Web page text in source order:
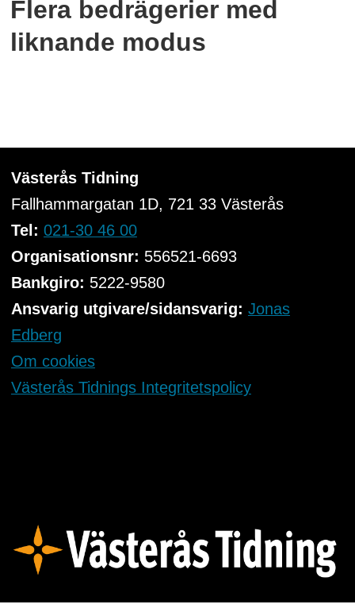
Flera bedrägerier med
liknande modus
Västerås Tidning
Fallhammargatan 1D, 721 33Västerås
Tel: 021-30 46 00
Organisationsnr: 556521-6693
Bankgiro: 5222-9580
Ansvarig utgivare/sidansvarig: Jonas
Edberg
Om cookies
Västerås Tidnings Integritetspolicy